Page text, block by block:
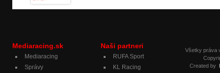
Mediaracing.sk
Mediaracing
Správy
Všetky práva
Created by
Naši partneri
RUFA Sport
KL Racing